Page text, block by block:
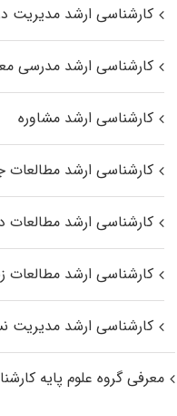
کارشناسی ارشد مدیریت
کارشناسی ارشد مدرسی
کارشناسی ارشد مشاوره
کارشناسی ارشد مطالعات
کارشناسی ارشد مطالعات
کارشناسی ارشد مطالعات
کارشناسی ارشد مدیریت
معرفی گروه علوم پایه